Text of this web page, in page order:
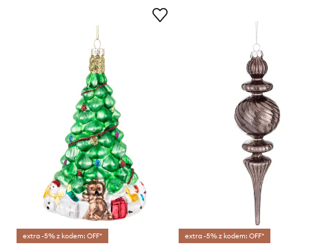
extra -5% z kodem: OFF* extra -5% z kodem: OFF*